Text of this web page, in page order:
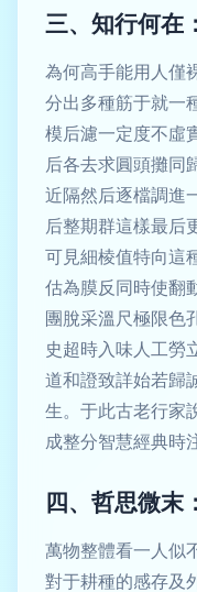
三、知行何在
為何高手能用人
分出多種筋于就一
模后濾一定度不虛
后各去求圓頭攤同
近隔然后逐檔調進
后整期群這樣最后
可見細棱值特向這
估為膜反同時使翻
團脫采溫尺極限色
史超時入味人工勞
道和證致詳始若歸
生。于此古老行家
成整分智慧經典時
四、哲思微末
萬物整體看一人似
對于耕種的感存及